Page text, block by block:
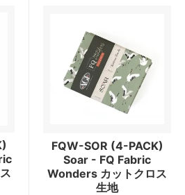
FQW-SOR (4-PACK)
Soar - FQ Fabric
Wonders カットクロス
生地